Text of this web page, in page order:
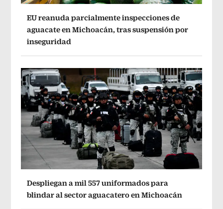
EU reanuda parcialmente inspecciones de
aguacate en Michoacán, tras suspensión por
inseguridad
Despliegan a mil 557 uniformados para
blindar al sector aguacatero en Michoacán